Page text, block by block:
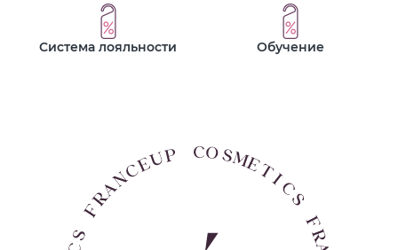
Система лояльности Обучение